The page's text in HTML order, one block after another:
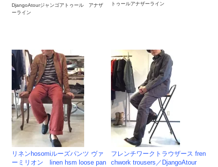
DjangoAtourジャンゴアトゥール アナザ
ーライン
トゥールアナザーライン
リネンhosomiルーズパンツ ヴァ
ーミリオン linen hsm loose pan
フレンチワークトラウザース fren
chwork trousers／DjangoAtour